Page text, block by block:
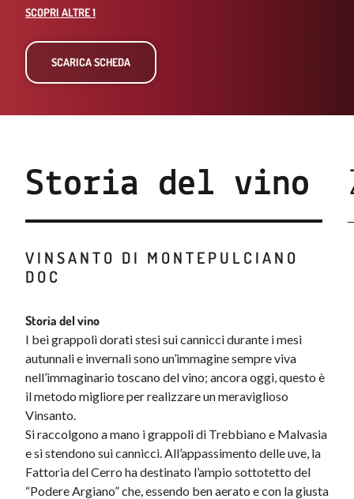
SCOPRI ALTRE 1
SCARICA SCHEDA
Storia del vino
VINSANTO DI MONTEPULCIANO
DOC
Storia del vino
I bei grappoli dorati stesi sui cannicci durante i mesi
autunnali e invernali sono un’immagine sempre viva
nell’immaginario toscano del vino; ancora oggi, questo è
il metodo migliore per realizzare un meraviglioso
Vinsanto.
Si raccolgono a mano i grappoli di Trebbiano e Malvasia
e si stendono sui cannicci. All’appassimento delle uve, la
Fattoria del Cerro ha destinato l’ampio sottotetto del
“Podere Argiano” che, essendo ben aerato e con la giusta